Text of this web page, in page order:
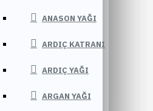
ANASON YAĞI
ARDIÇ KATRANI
ARDIÇ YAĞI
ARGAN YAĞI